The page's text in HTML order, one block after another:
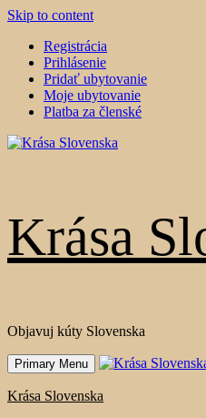
Skip to content
Registrácia
Prihlásenie
Pridať ubytovanie
Moje ubytovanie
Platba za členské
Krása
Objavuj kúty Slovenska
Primary Menu
Krása Slovenska